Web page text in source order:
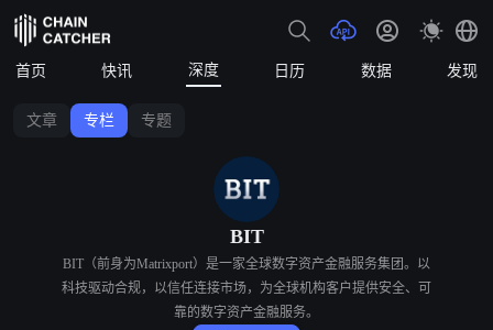
首页 快讯 深度 日历 数据 发现
文章 专栏 专题
BIT
BIT（前身为Matrixport）是一家全球数字资产金融服务集团。以
科技驱动合规，以信任连接市场，为全球机构客户提供安全、可
靠的数字资产金融服务。